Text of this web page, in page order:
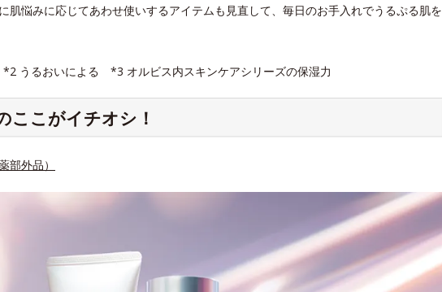
肌悩みに応じてあわせ使いするアイテムも見直して、毎日のお手入れでうるぷる肌を
うるおいによる *3 オルビス内スキンケアシリーズの保湿力
ここがイチオシ！
外品）